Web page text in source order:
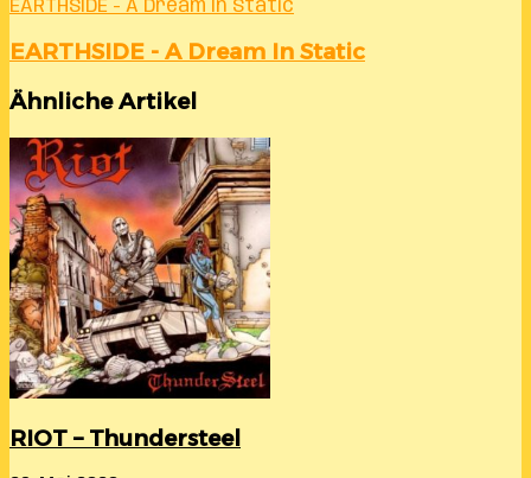
EARTHSIDE - A Dream In Static
EARTHSIDE - A Dream In Static
Ähnliche Artikel
RIOT – Thundersteel